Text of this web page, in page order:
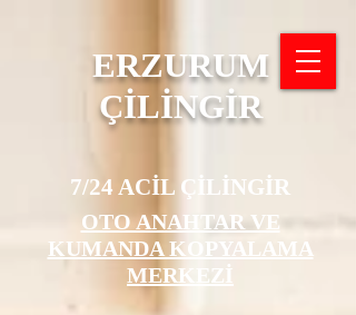
ERZURUM
ÇİLİNGİR
7/24 ACİL ÇİLİNGİR
OTO ANAHTAR VE
KUMANDA KOPYALAMA
MERKEZİ